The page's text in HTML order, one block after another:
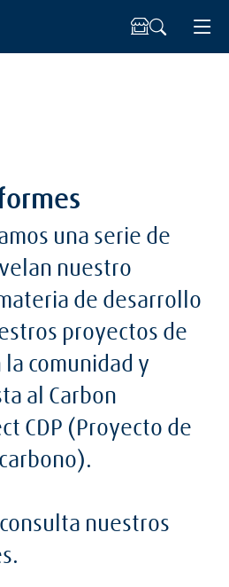
una serie de
nuestro
de desarrollo
proyectos de
la comunidad y
al Carbon
CDP (Proyecto de
nuestros